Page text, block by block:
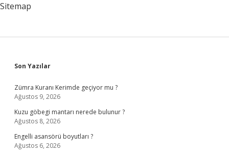
Sitemap
Sidebar
Son Yazılar
Zümra Kuranı Kerimde geçiyor mu ?
Ağustos 9, 2026
Kuzu göbegi mantarı nerede bulunur ?
Ağustos 8, 2026
Engelli asansörü boyutları ?
Ağustos 6, 2026